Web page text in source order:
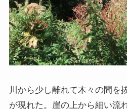
川から少し離れて木々の間を
が現れた。崖の上から細い流